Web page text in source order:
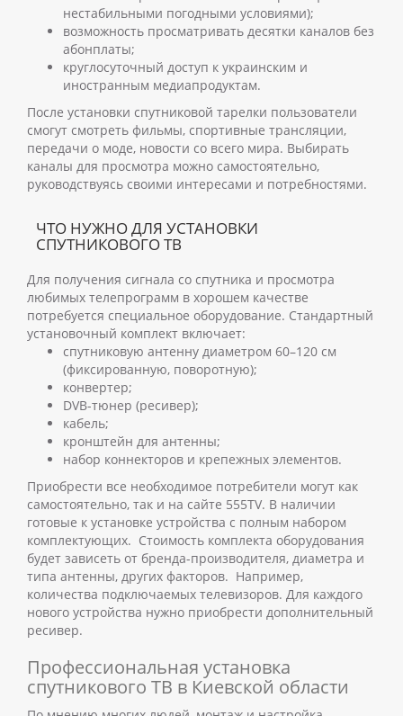
нестабильными погодными условиями);
возможность просматривать десятки каналов без
абонплаты;
круглосуточный доступ к украинским и
иностранным медиапродуктам.
После установки спутниковой тарелки пользователи
смогут смотреть фильмы, спортивные трансляции,
передачи о моде, новости со всего мира. Выбирать
каналы для просмотра можно самостоятельно,
руководствуясь своими интересами и потребностями.
ЧТО НУЖНО ДЛЯ УСТАНОВКИ
СПУТНИКОВОГО ТВ
Для получения сигнала со спутника и просмотра
любимых телепрограмм в хорошем качестве
потребуется специальное оборудование. Стандартный
установочный комплект включает:
спутниковую антенну диаметром 60–120 см
(фиксированную, поворотную);
конвертер;
DVB-тюнер (ресивер);
кабель;
кронштейн для антенны;
набор коннекторов и крепежных элементов.
Приобрести все необходимое потребители могут как
самостоятельно, так и на сайте 555TV. В наличии
готовые к установке устройства с полным набором
комплектующих. Стоимость комплекта оборудования
будет зависеть от бренда-производителя, диаметра и
типа антенны, других факторов. Например,
количества подключаемых телевизоров. Для каждого
нового устройства нужно приобрести дополнительный
ресивер.
Профессиональная установка
спутникового ТВ в Киевской области